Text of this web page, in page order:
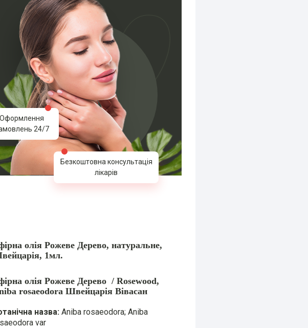
Оформлення
24/7
Безкоштовна консультація
лікарів
олія Рожеве Дерево, натуральне,
1мл.
олія Рожеве Дерево / Rosewood,
rosaeodora Швейцарія Вівасан
назва: Aniba rosaeodora;Aniba
var